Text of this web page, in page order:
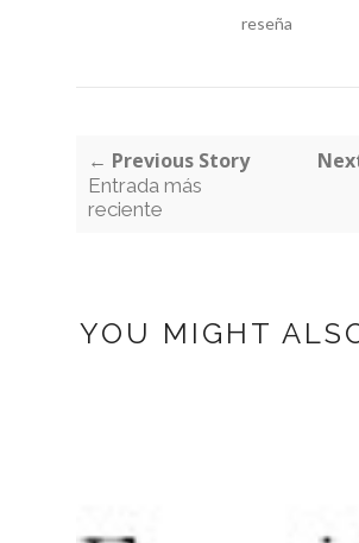
reseña
← Previous Story
Entrada más
reciente
YOU MIGHT